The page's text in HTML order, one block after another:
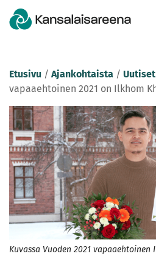
Etusivu / Ajankohtaista / Uutiset
vapaaehtoinen 2021 on Ilkhom
Kuvassa Vuoden 2021 vapaaehtoinen